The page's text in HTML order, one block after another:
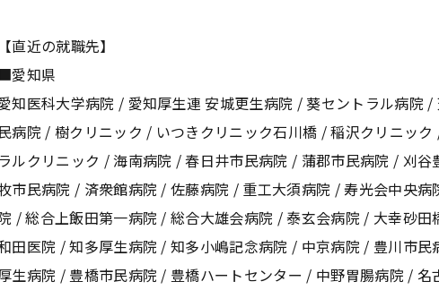
【直近の就職先】
■愛知県
知医科大学病院 / 愛知厚生連 安城更生病院 / 葵セントラル病院
民病院 / 樹クリニック / いつきクリニック石川橋 / 稲沢クリニッ
ラルクリニック / 海南病院 / 春日井市民病院 / 蒲郡市民病院 / 刈
市民病院 / 済衆館病院 / 佐藤病院 / 重工大須病院 / 寿光会中央
/ 総合上飯田第一病院 / 総合大雄会病院 / 泰玄会病院 / 大幸砂
田医院 / 知多厚生病院 / 知多小嶋記念病院 / 中京病院 / 豊川市
生病院 / 豊橋市民病院 / 豊橋ハートセンター / 中野胃腸病院 /